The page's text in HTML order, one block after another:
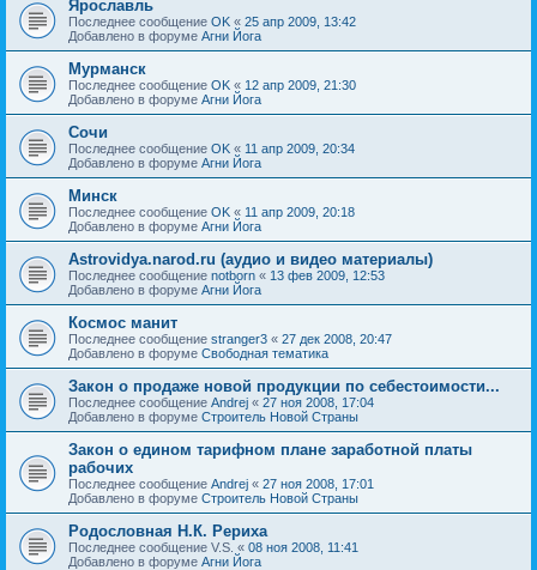
Ярославль
Последнее сообщение OK « 25 апр 2009, 13:42
Добавлено в форуме Агни Йога
Мурманск
Последнее сообщение OK « 12 апр 2009, 21:30
Добавлено в форуме Агни Йога
Сочи
Последнее сообщение OK « 11 апр 2009, 20:34
Добавлено в форуме Агни Йога
Минск
Последнее сообщение OK « 11 апр 2009, 20:18
Добавлено в форуме Агни Йога
Astrovidya.narod.ru (аудио и видео материалы)
Последнее сообщение notborn « 13 фев 2009, 12:53
Добавлено в форуме Агни Йога
Космос манит
Последнее сообщение stranger3 « 27 дек 2008, 20:47
Добавлено в форуме Свободная тематика
Закон о продаже новой продукции по себестоимости...
Последнее сообщение Andrej « 27 ноя 2008, 17:04
Добавлено в форуме Строитель Новой Страны
Закон о едином тарифном плане заработной платы
рабочих
Последнее сообщение Andrej « 27 ноя 2008, 17:01
Добавлено в форуме Строитель Новой Страны
Родословная Н.К. Рериха
Последнее сообщение V.S. « 08 ноя 2008, 11:41
Добавлено в форуме Агни Йога